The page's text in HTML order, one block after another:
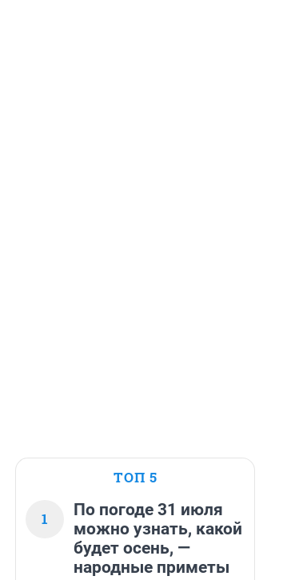
ТОП 5
1
По погоде 31 июля
можно узнать, какой
будет осень, —
народные приметы